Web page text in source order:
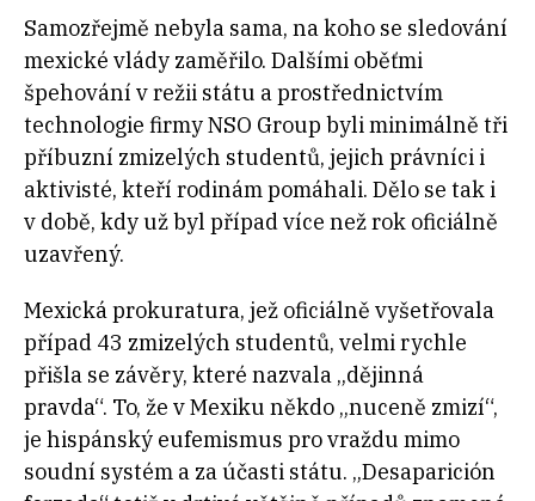
Samozřejmě nebyla sama, na koho se sledování
mexické vlády zaměřilo. Dalšími oběťmi
špehování v režii státu a prostřednictvím
technologie firmy NSO Group byli minimálně tři
příbuzní zmizelých studentů, jejich právníci i
aktivisté, kteří rodinám pomáhali. Dělo se tak i
v době, kdy už byl případ více než rok oficiálně
uzavřený.
Mexická prokuratura, jež oficiálně vyšetřovala
případ 43 zmizelých studentů, velmi rychle
přišla se závěry, které nazvala „dějinná
pravda“. To, že v Mexiku někdo „nuceně zmizí“,
je hispánský eufemismus pro vraždu mimo
soudní systém a za účasti státu. „Desaparición